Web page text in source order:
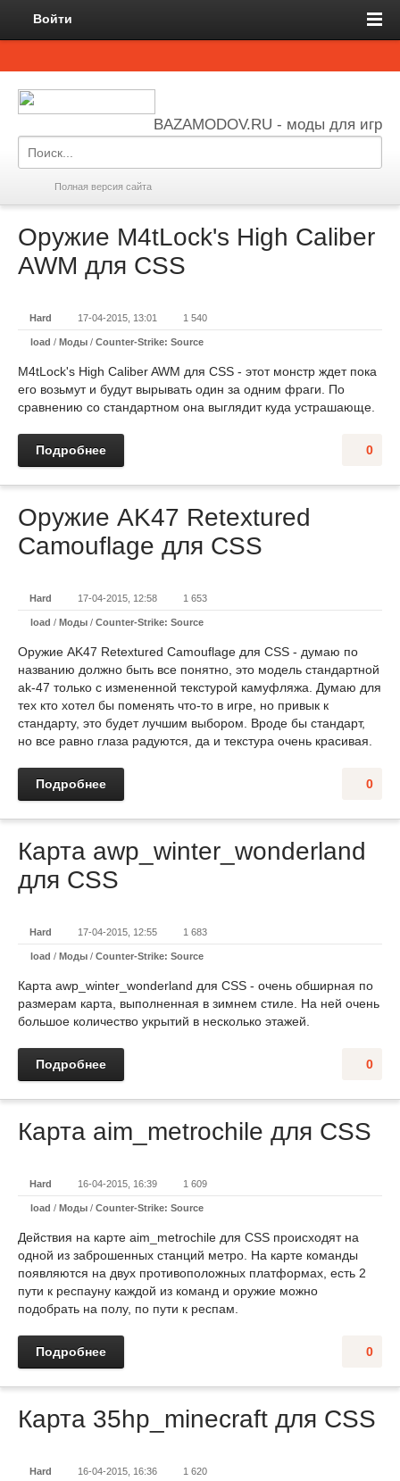
Войти
BAZAMODOV.RU - моды для игр
Полная версия сайта
Оружие M4tLock's High Caliber
AWM для CSS
Hard 17-04-2015, 13:01 1 540
load / Моды / Counter-Strike: Source
M4tLock's High Caliber AWM для CSS - этот монстр ждет пока
его возьмут и будут вырывать один за одним фраги. По
сравнению со стандартном она выглядит куда устрашающе.
0
Подробнее
Оружие AK47 Retextured
Camouflage для CSS
Hard 17-04-2015, 12:58 1 653
load / Моды / Counter-Strike: Source
Оружие AK47 Retextured Camouflage для CSS - думаю по
названию должно быть все понятно, это модель стандартной
ak-47 только с измененной текстурой камуфляжа. Думаю для
тех кто хотел бы поменять что-то в игре, но привык к
стандарту, это будет лучшим выбором. Вроде бы стандарт,
но все равно глаза радуются, да и текстура очень красивая.
0
Подробнее
Карта awp_winter_wonderland
для CSS
Hard 17-04-2015, 12:55 1 683
load / Моды / Counter-Strike: Source
Карта awp_winter_wonderland для CSS - очень обширная по
размерам карта, выполненная в зимнем стиле. На ней очень
большое количество укрытий в несколько этажей.
0
Подробнее
Карта aim_metrochile для CSS
Hard 16-04-2015, 16:39 1 609
load / Моды / Counter-Strike: Source
Действия на карте aim_metrochile для CSS происходят на
одной из заброшенных станций метро. На карте команды
появляются на двух противоположных платформах, есть 2
пути к респауну каждой из команд и оружие можно
подобрать на полу, по пути к респам.
0
Подробнее
Карта 35hp_minecraft для CSS
Hard 16-04-2015, 16:36 1 620